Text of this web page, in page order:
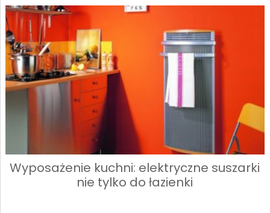
Wyposażenie kuchni: elektryczne suszarki
nie tylko do łazienki